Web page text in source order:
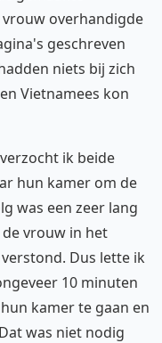
overhandigde
geschreven
niets bij zich
Vietnamees kon
ik beide
hun kamer om de
was een zeer lang
vrouw in het
Dus lette ik
10 minuten
kamer te gaan en
was niet nodig